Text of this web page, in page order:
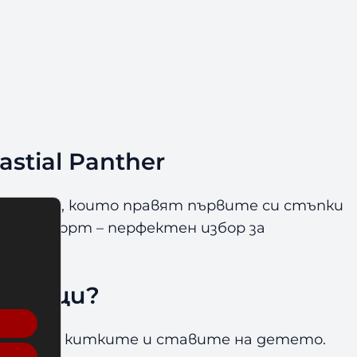
Panther
бойци, които правят първите си стъпки
комфорт – перфектен избор за
и пази китките и ставите на детето.